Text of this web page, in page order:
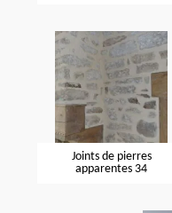
Joints de pierres
apparentes 34